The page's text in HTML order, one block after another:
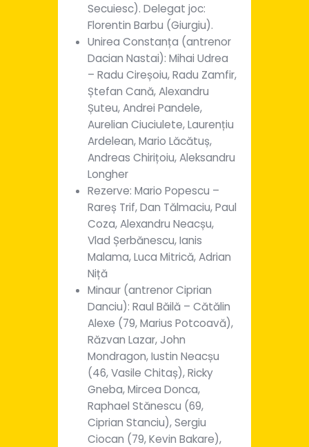
Secuiesc). Delegat joc:
Florentin Barbu (Giurgiu).
Unirea Constanța (antrenor
Dacian Nastai): Mihai Udrea
– Radu Cireșoiu, Radu Zamfir,
Ștefan Cană, Alexandru
Șuteu, Andrei Pandele,
Aurelian Ciuciulete, Laurențiu
Ardelean, Mario Lăcătuș,
Andreas Chirițoiu, Aleksandru
Longher
Rezerve: Mario Popescu –
Rareș Trif, Dan Tălmaciu, Paul
Coza, Alexandru Neacșu,
Vlad Șerbănescu, Ianis
Malama, Luca Mitrică, Adrian
Niță
Minaur (antrenor Ciprian
Danciu): Raul Băilă – Cătălin
Alexe (79, Marius Potcoavă),
Răzvan Lazar, John
Mondragon, Iustin Neacșu
(46, Vasile Chitaș), Ricky
Gneba, Mircea Donca,
Raphael Stănescu (69,
Ciprian Stanciu), Sergiu
Ciocan (79, Kevin Bakare),